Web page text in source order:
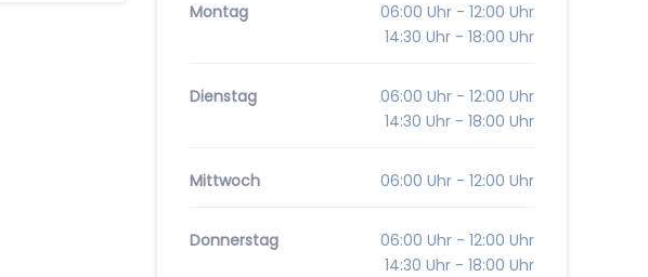
Montag
06:00 Uhr - 12:00 Uhr
14:30 Uhr - 18:00 Uhr
Dienstag
06:00 Uhr - 12:00 Uhr
14:30 Uhr - 18:00 Uhr
Mittwoch 06:00 Uhr - 12:00 Uhr
Donnerstag
06:00 Uhr - 12:00 Uhr
14:30 Uhr - 18:00 Uhr